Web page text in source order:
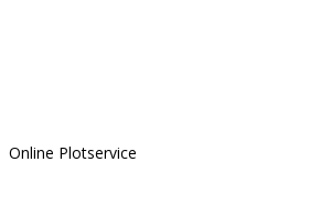
Online Plotservice